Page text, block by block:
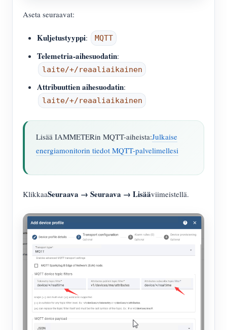
Aseta seuraavat:
Kuljetustyyppi: MQTT
Telemetria-aihesuodatin:
laite/+/reaaliaikainen
Attribuuttien aihesuodatin:
laite/+/reaaliaikainen
Lisää IAMMETERin MQTT-aiheista:Julkaise
energiamonitorin tiedot MQTT-palvelimellesi
KlikkaaSeuraava → Seuraava → Lisääviimeistellä.